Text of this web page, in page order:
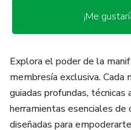
¡Me
Explora el poder de la
membresía exclusiva. Cada
guiadas profundas, técnicas
herramientas esenciales
diseñadas para